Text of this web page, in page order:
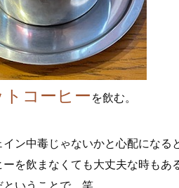
トコーヒー を飲む。
ン中毒じゃないかと心配になる
を飲まなくても大丈夫な時もある
ということで。笑